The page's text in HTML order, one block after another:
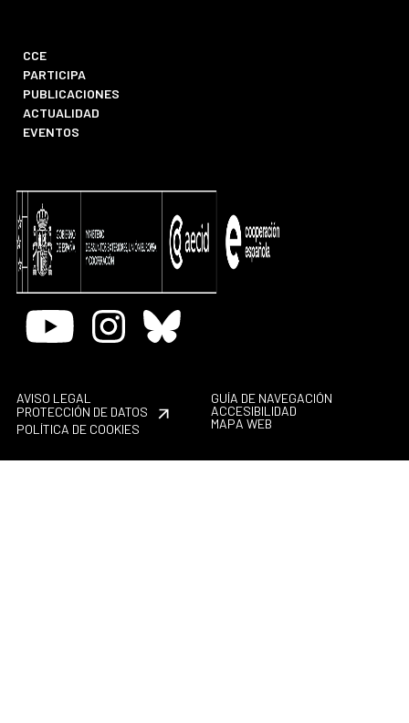
CCE
PARTICIPA
PUBLICACIONES
ACTUALIDAD
EVENTOS
Youtube InstagramBluesky
AVISO LEGAL
PROTECCIÓN DE DATOS
POLÍTICA DE COOKIES
GUÍA DE NAVEGACIÓN
ACCESIBILIDAD
MAPA WEB